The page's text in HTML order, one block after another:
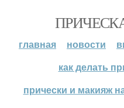
главная новости
как делать
прически и макияж